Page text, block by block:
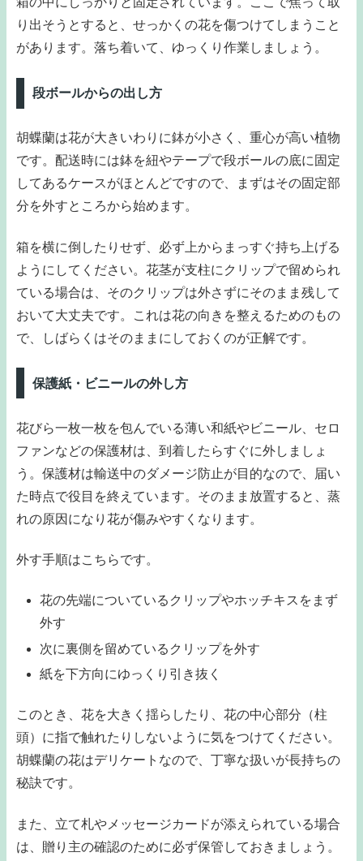
り出そうとすると、せっかくの花を傷つけてしまうこと
があります。落ち着いて、ゆっくり作業しましょう。
段ボールからの出し方
胡蝶蘭は花が大きいわりに鉢が小さく、重心が高い植物
です。配送時には鉢を紐やテープで段ボールの底に固定
してあるケースがほとんどですので、まずはその固定部
分を外すところから始めます。
箱を横に倒したりせず、必ず上からまっすぐ持ち上げる
ようにしてください。花茎が支柱にクリップで留められ
ている場合は、そのクリップは外さずにそのまま残して
おいて大丈夫です。これは花の向きを整えるためのもの
で、しばらくはそのままにしておくのが正解です。
保護紙・ビニールの外し方
花びら一枚一枚を包んでいる薄い和紙やビニール、セロ
ファンなどの保護材は、到着したらすぐに外しましょ
う。保護材は輸送中のダメージ防止が目的なので、届い
た時点で役目を終えています。そのまま放置すると、蒸
れの原因になり花が傷みやすくなります。
外す手順はこちらです。
花の先端についているクリップやホッチキスをまず
外す
次に裏側を留めているクリップを外す
紙を下方向にゆっくり引き抜く
このとき、花を大きく揺らしたり、花の中心部分（柱
頭）に指で触れたりしないように気をつけてください。
胡蝶蘭の花はデリケートなので、丁寧な扱いが長持ちの
秘訣です。
また、立て札やメッセージカードが添えられている場合
は、贈り主の確認のために必ず保管しておきましょう。